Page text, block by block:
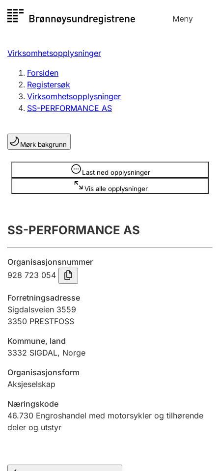
til
Meny
Registersøk
Aksjeselskap
Enkeltpersonforetak
Registrere, endre, slette
Lag og forening
Registrere, endre, slette
Årsregnskap
Innsending og forsinkelsesgebyr
Jeger
Ektepaktveileder
Offentlig sektor
Virksomhetsopplysninger
Forsiden
Registersøk
Virksomhetsopplysninger
SS-PERFORMANCE AS
Mørk bakgrunn
Last ned opplysninger
Vis alle opplysninger
Opplysninger er skjult
SS-PERFORMANCE AS
Organisasjonsnummer
928 723 054
Forretningsadresse
Sigdalsveien 3559
3350 PRESTFOSS
Kommune, land
3332 SIGDAL, Norge
Organisasjonsform
Aksjeselskap
Næringskode
46.730 Engroshandel med motorsykler og tilhørende
deler og utstyr